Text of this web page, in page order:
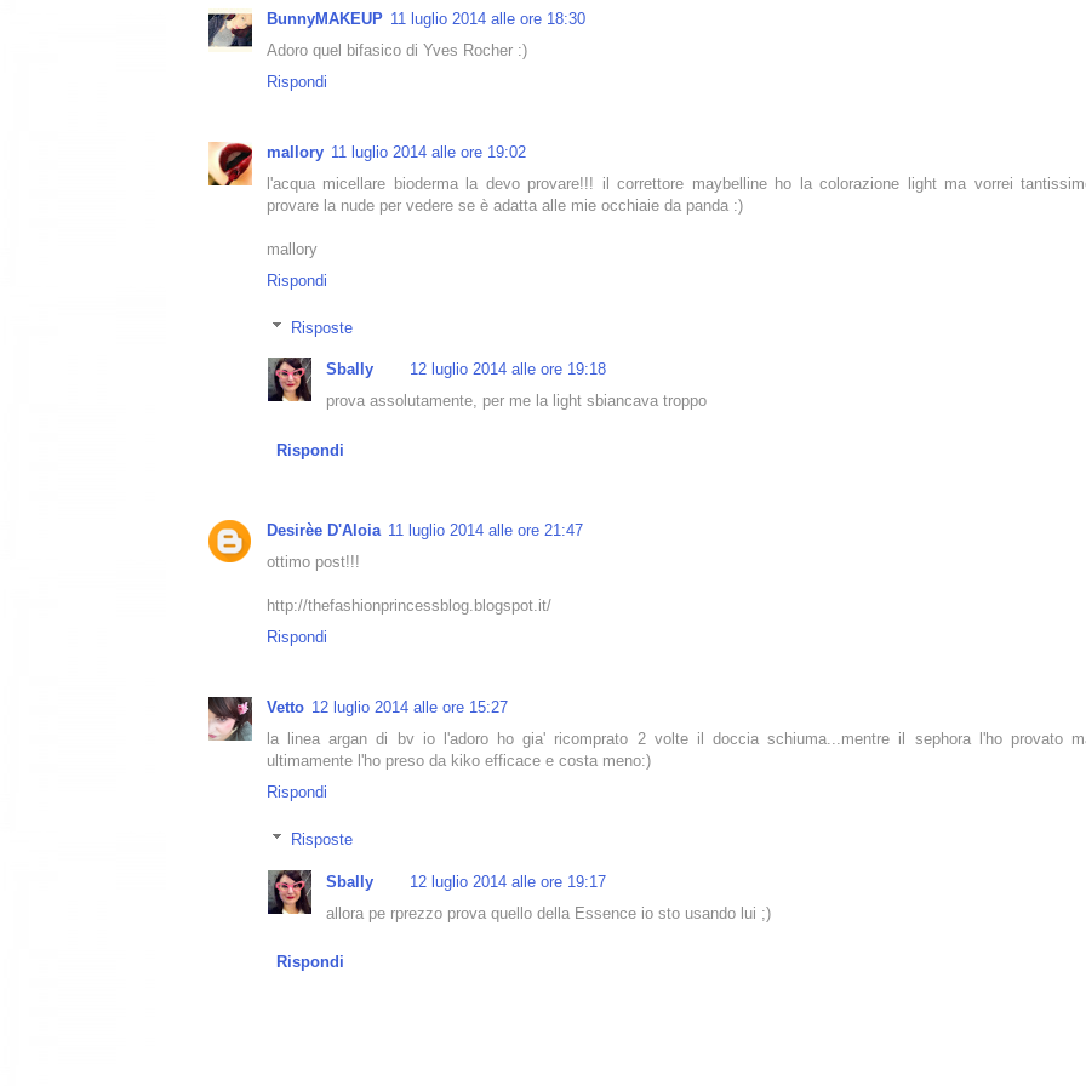
BunnyMAKEUP 11 luglio 2014 alle ore 18:30
Adoro quel bifasico di Yves Rocher :)
Rispondi
mallory 11 luglio 2014 alle ore 19:02
l'acqua micellare bioderma la devo provare!!! il correttore maybelline ho la colorazione light ma vorrei
provare la nude per vedere se è adatta alle mie occhiaie da panda :)
mallory
Rispondi
Risposte
Sbally
12 luglio 2014 alle ore 19:18
prova assolutamente, per me la light sbiancava troppo
Rispondi
Desirèe D'Aloia 11 luglio 2014 alle ore 21:47
ottimo post!!!
http://thefashionprincessblog.blogspot.it/
Rispondi
Vetto 12 luglio 2014 alle ore 15:27
la linea argan di bv io l'adoro ho gia' ricomprato 2 volte il doccia schiuma...mentre il sephora l'ho provato
ultimamente l'ho preso da kiko efficace e costa meno:)
Rispondi
Risposte
Sbally
12 luglio 2014 alle ore 19:17
allora pe rprezzo prova quello della Essence io sto usando lui ;)
Rispondi